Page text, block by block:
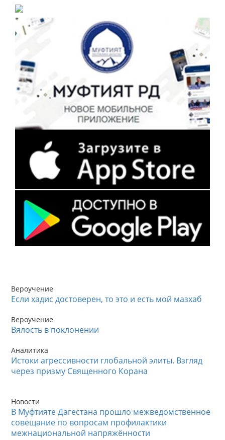
Вероучение
Если хадис достоверен, то это и есть мой мазхаб
Вероучение
Вялость в поклонении
Аналитика
Истоки агрессивности глобальной элиты. Взгляд
через призму Священного Корана
Новости
В Муфтияте Дагестана прошло межведомственное
совещание по вопросам профилактики
межнациональной напряжённости